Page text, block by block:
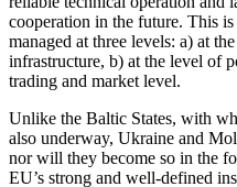
cooperation in the future. This
managed at three levels: a) at
infrastructure, b) at the level of
trading and market level.
Unlike the Baltic States, with
also underway, Ukraine and
nor will they become so in the
EU’s strong and well-defined